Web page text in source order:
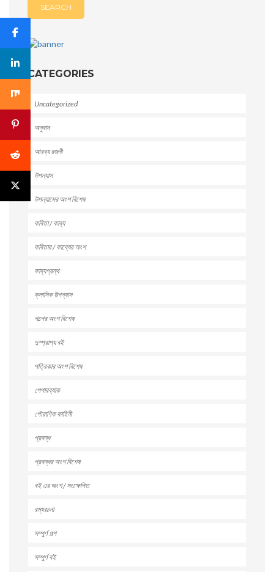
CATEGORIES
Uncategorized
অনুবাদ
আরব্য রজনী
উপন্যাস
উপন্যাসের অংশ বিশেষ
কবিতা / কাব্য
কবিতার / কাব্যের অংশ
কাব্যগ্রন্থ
ক্লাসিক উপন্যাস
গল্পের অংশ বিশেষ
দুস্প্রাপ্য বই
পত্রিকার অংশ বিশেষ
পেপারব্যাক
পৌরাণিক কাহিনী
প্রবন্ধ
প্রবন্ধর অংশ বিশেষ
বই এর অংশ / সংক্ষেপিত
রম্যরচনা
সম্পুর্ণ গল্প
সম্পুর্ণ বই